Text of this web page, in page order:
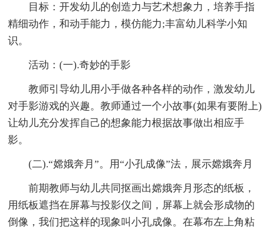
目标：开发幼儿的创造力与艺术想象力，培养手指
精细动作，和动手能力，模仿能力;丰富幼儿科学小知
识。
活动：(一).奇妙的手影
教师引导幼儿用小手做各种各样的动作，激发幼儿
对手影游戏的兴趣。教师通过一个小故事(如果有要附上)
让幼儿充分发挥自己的想象能力根据故事做出相应手
影。
(二).“嫦娥奔月”。用“小孔成像”法，展示嫦娥奔月
前期教师与幼儿共同抠画出嫦娥奔月形态的纸板，
用纸板遮挡在屏幕与投影仪之间，屏幕上就会形成物的
倒像，我们把这样的现象叫小孔成像。在幕布左上角粘